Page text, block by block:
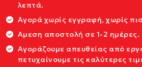
λεπτά.
Αγορά χωρίς εγγραφή, χωρίς
Αμεση αποστολή σε 1-2 ημέρες.
Αγοράζουμε απευθείας από
πετυχαίνουμε τις καλύτερες